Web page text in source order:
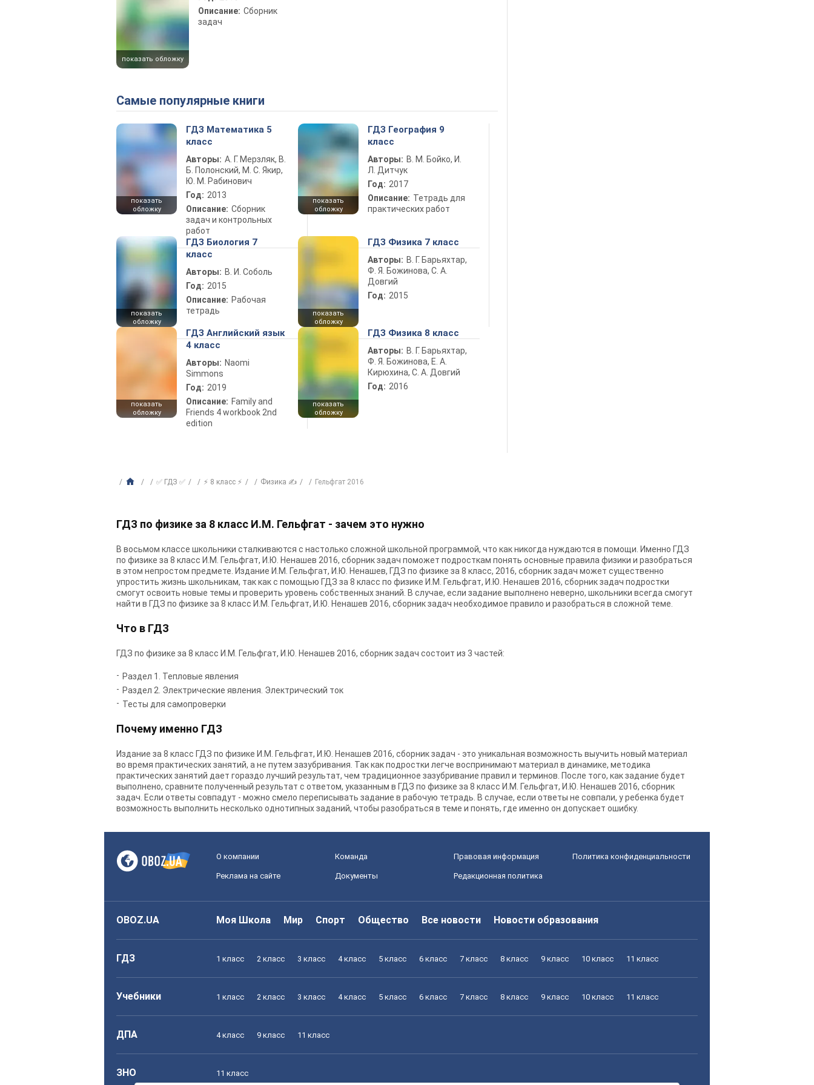
показать обложку
Описание: Сборник
задач
Самые популярные книги
показать
обложку
ГДЗ Математика 5
класс
Авторы: А. Г. Мерзляк, В.
Б. Полонский, М. С. Якир,
Ю. М. Рабинович
Год: 2013
Описание: Сборник
задач и контрольных
работ
показать
обложку
ГДЗ География 9
класс
Авторы: В. М. Бойко, И.
Л. Дитчук
Год: 2017
Описание: Тетрадь для
практических работ
показать
обложку
ГДЗ Биология 7
класс
Авторы: В. И. Соболь
Год: 2015
Описание: Рабочая
тетрадь
показать
обложку
ГДЗ Физика 7 класс
Авторы: В. Г. Барьяхтар,
Ф. Я. Божинова, С. А.
Довгий
Год: 2015
показать
обложку
ГДЗ Английский язык
4 класс
Авторы: Naomi
Simmons
Год: 2019
Описание: Family and
Friends 4 workbook 2nd
edition
показать
обложку
ГДЗ Физика 8 класс
Авторы: В. Г. Барьяхтар,
Ф. Я. Божинова, Е. А.
Кирюхина, С. А. Довгий
Год: 2016
✅ ГДЗ ✅ ⚡ 8 класс ⚡ Физика ✍ Гельфгат 2016
ГДЗ по физике за 8 класс И.М. Гельфгат - зачем это нужно
В восьмом классе школьники сталкиваются с настолько сложной школьной программой, что как никогда нуждаются в помощи. Именно ГДЗ
по физике за 8 класс И.М. Гельфгат, И.Ю. Ненашев 2016, сборник задач поможет подросткам понять основные правила физики и разобраться
в этом непростом предмете. Издание И.М. Гельфгат, И.Ю. Ненашев, ГДЗ по физике за 8 класс, 2016, сборник задач может существенно
упростить жизнь школьникам, так как с помощью ГДЗ за 8 класс по физике И.М. Гельфгат, И.Ю. Ненашев 2016, сборник задач подростки
смогут освоить новые темы и проверить уровень собственных знаний. В случае, если задание выполнено неверно, школьники всегда смогут
найти в ГДЗ по физике за 8 класс И.М. Гельфгат, И.Ю. Ненашев 2016, сборник задач необходимое правило и разобраться в сложной теме.
Что в ГДЗ
ГДЗ по физике за 8 класс И.М. Гельфгат, И.Ю. Ненашев 2016, сборник задач состоит из 3 частей:
Раздел 1. Тепловые явления
Раздел 2. Электрические явления. Электрический ток
Тесты для самопроверки
Почему именно ГДЗ
Издание за 8 класс ГДЗ по физике И.М. Гельфгат, И.Ю. Ненашев 2016, сборник задач - это уникальная возможность выучить новый материал
во время практических занятий, а не путем зазубривания. Так как подростки легче воспринимают материал в динамике, методика
практических занятий дает гораздо лучший результат, чем традиционное зазубривание правил и терминов. После того, как задание будет
выполнено, сравните полученный результат с ответом, указанным в ГДЗ по физике за 8 класс И.М. Гельфгат, И.Ю. Ненашев 2016, сборник
задач. Если ответы совпадут - можно смело переписывать задание в рабочую тетрадь. В случае, если ответы не совпали, у ребенка будет
возможность выполнить несколько однотипных заданий, чтобы разобраться в теме и понять, где именно он допускает ошибку.
О компании Команда Правовая информация Политика конфиденциальности
Реклама на сайте Документы Редакционная политика
OBOZ.UA Моя Школа Мир Спорт Общество Все новости Новости образования
ГДЗ 1 класс 2 класс 3 класс 4 класс 5 класс 6 класс 7 класс 8 класс 9 класс 10 класс 11 класс
Учебники 1 класс 2 класс 3 класс 4 класс 5 класс 6 класс 7 класс 8 класс 9 класс 10 класс 11 класс
ДПА 4 класс 9 класс 11 класс
ЗНО 11 класс